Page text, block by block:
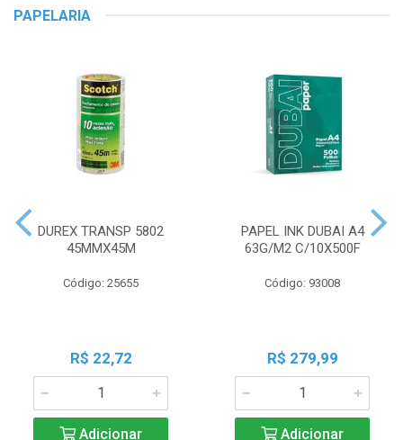
PAPELARIA
DUREX TRANSP 5802
45MMX45M
Código: 25655
R$ 22,72
Adicionar
PAPEL INK DUBAI A4
63G/M2 C/10X500F
Código: 93008
R$ 279,99
Adicionar